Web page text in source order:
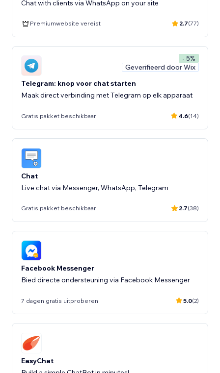
Premiumwebsite vereist 2.7(77)
- 5%
Geverifieerd door Wix
Telegram: knop voor chat starten
Maak direct verbinding met Telegram op elk apparaat
Gratis pakket beschikbaar 4.6(14)
Chat
Live chat via Messenger, WhatsApp, Telegram
Gratis pakket beschikbaar 2.7(38)
Facebook Messenger
Bied directe ondersteuning via Facebook Messenger
7 dagen gratis uitproberen 5.0(2)
EasyChat